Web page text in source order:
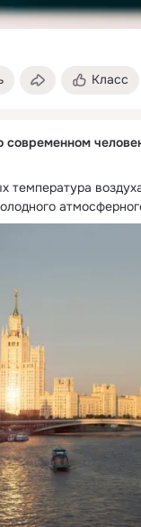
Класс
современном
температура